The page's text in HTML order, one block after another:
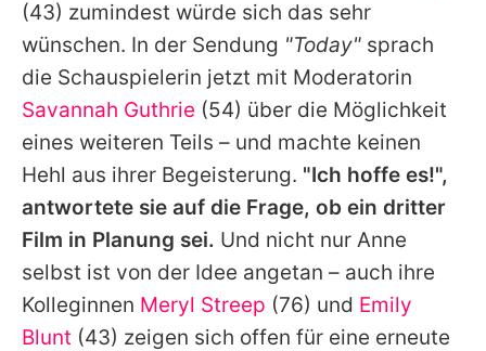
App runterladen
Team
Redaktionelle Richtlinien
Impressum
Datenschutzerklärung
Nutzungsbedingungen
Utiq verwalten
(43) zumindest würde sich das sehr
wünschen. In der Sendung "Today" sprach
die Schauspielerin jetzt mit Moderatorin
Savannah Guthrie (54) über die Möglichkeit
eines weiteren Teils – und machte keinen
Hehl aus ihrer Begeisterung. "Ich hoffe es!",
antwortete sie auf die Frage, ob ein dritter
Film in Planung sei. Und nicht nur Anne
selbst ist von der Idee angetan – auch ihre
Kolleginnen Meryl Streep (76) und Emily
Blunt (43) zeigen sich offen für eine erneute